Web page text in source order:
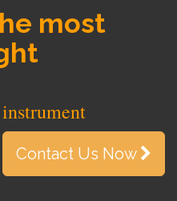
most
Contact Us Now